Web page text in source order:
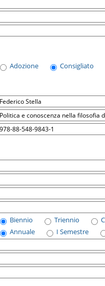
Adozione Consigliato
Biennio Triennio
Annuale
I Semestre